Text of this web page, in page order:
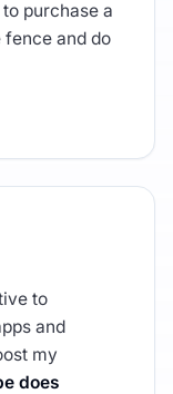
purchase a
and do
to
and
my
does